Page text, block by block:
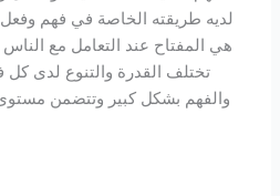
لديه طريقته الخاصة في فهم وفعل
هي المفتاح عند التعامل مع
تختلف القدرة والتنوع لدى كل
والفهم بشكل كبير وتتضمن